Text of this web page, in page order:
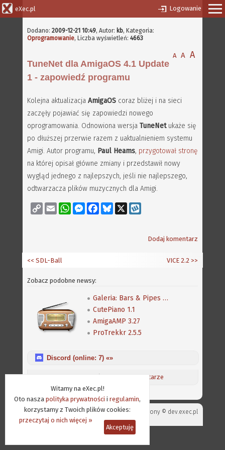
Witamy na eXec.pl!
Oto nasza polityka prywatności i regulamin,
korzystamy z Twoich plików cookies:
przeczytaj o nich więcej »
Akceptuję
eXec.pl Logowanie
Dodano: 2009-12-21 10:49, Autor: kb, Kategoria:
Oprogramowanie, Liczba wyświetleń: 4663
A A A
TuneNet dla AmigaOS 4.1 Update
1 - zapowiedź programu
Kolejna aktualizacja AmigaOS coraz bliżej i na sieci
zaczęły pojawiać się zapowiedzi nowego
oprogramowania. Odnowiona wersja TuneNetukaże się
po dłuższej przerwie razem z uaktualnieniem systemu
Amigi. Autor programu, Paul Heams, przygotował stronę
na której opisał główne zmiany i przedstawił nowy
wygląd jednego z najlepszych, jeśli nie najlepszego,
odtwarzacza plików muzycznych dla Amigi.
Copy
Link
Email WhatsAppMessenger
FacebookBluesky
Dodaj komentarz
VICE 2.2 >>
<< SDL-Ball
Zobacz podobne newsy:
Galeria: Bars & Pipes Professional
CutePiano 1.1
AmigaAMP 3.27
ProTrekkr 2.5.5
Discord (online: 7) «»
Ostatnie komentarze
Projekt strony © dev.exec.pl